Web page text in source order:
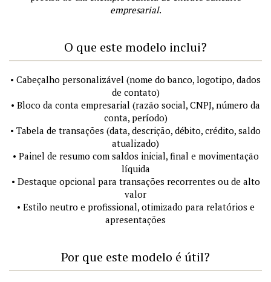
empresarial.
O que este modelo inclui?
• Cabeçalho personalizável (nome do banco, logotipo, dados
de contato)
• Bloco da conta empresarial (razão social, CNPJ, número da
conta, período)
• Tabela de transações (data, descrição, débito, crédito, saldo
atualizado)
• Painel de resumo com saldos inicial, final e movimentação
líquida
• Destaque opcional para transações recorrentes ou de alto
valor
• Estilo neutro e profissional, otimizado para relatórios e
apresentações
Por que este modelo é útil?